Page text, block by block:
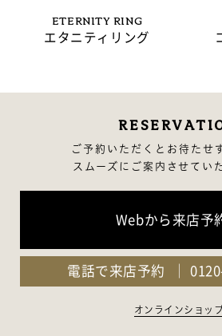
ETERNITY RING
エタニティリング
ご予約いただくとお待たせ
スムーズにご案内させてい
Webから来店予
電話で来店予約
オンラインショッ